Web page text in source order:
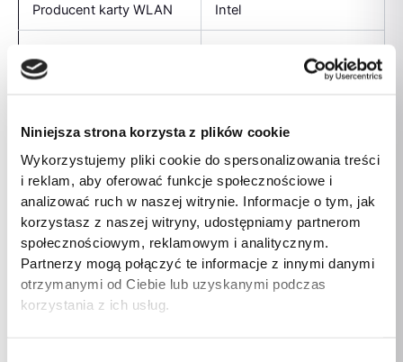
Niniejsza strona korzysta z plików cookie
Wykorzystujemy pliki cookie do spersonalizowania treści
i reklam, aby oferować funkcje społecznościowe i
analizować ruch w naszej witrynie. Informacje o tym, jak
korzystasz z naszej witryny, udostępniamy partnerom
społecznościowym, reklamowym i analitycznym.
Partnerzy mogą połączyć te informacje z innymi danymi
otrzymanymi od Ciebie lub uzyskanymi podczas
korzystania z ich usług.
Producent karty WLAN Intel
Podstawowy standard
Wi-Fi
Wi-Fi 6 (802.11ax)
Przewodowa sieć LAN Tak
Układ płyty głównej Intel SoC
Moduł TPM (Trusted
Platform Module)
Tak